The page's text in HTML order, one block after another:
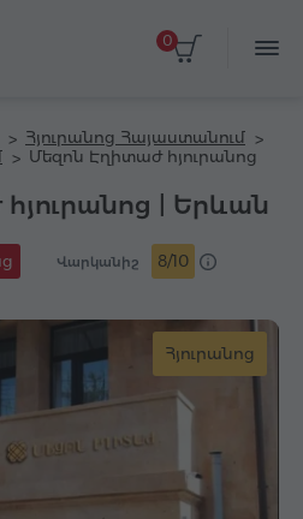
0
Հյուրանոց Հայաստանում
Մեզոն Էղիտաժ հյուրանոց
| Երևան
Վարկանիշ 8/10
Հյուրանոց